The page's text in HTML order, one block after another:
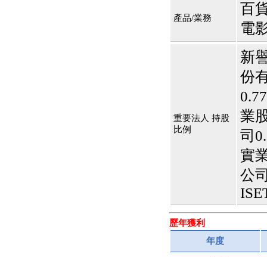
產品/業務
百
電
重要法人 持股
比例
新
份
業
司
實
公
歷年獲利
年度